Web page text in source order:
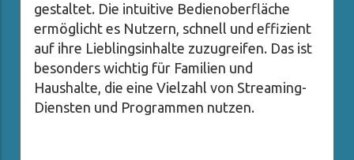
gestaltet. Die intuitive Bedienoberfläche
ermöglicht es Nutzern, schnell und effizient
auf ihre Lieblingsinhalte zuzugreifen. Das ist
besonders wichtig für Familien und
Haushalte, die eine Vielzahl von Streaming-
Diensten und Programmen nutzen.